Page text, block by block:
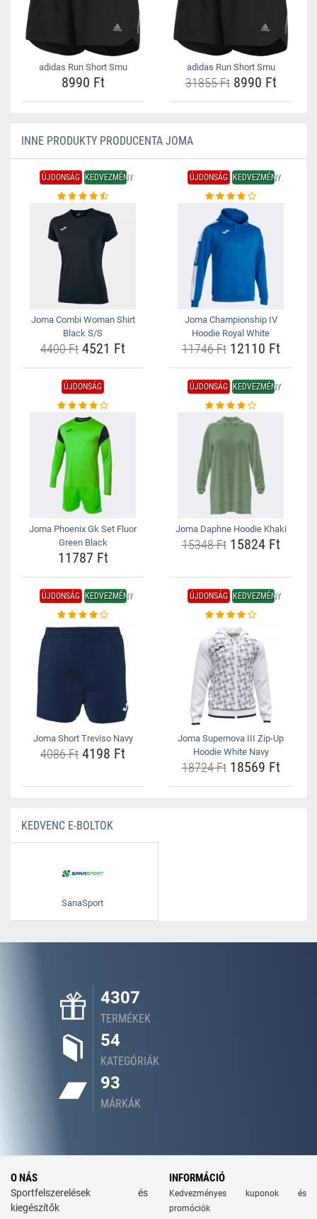
adidas Run Short Smu
8990 Ft
adidas Run Short Smu
31855 Ft8990 Ft
INNE PRODUKTY PRODUCENTA JOMA
ÚJDONSÁG KEDVEZMÉNY
Joma Combi Woman Shirt
Black S/S
4400 Ft 4521 Ft
ÚJDONSÁG KEDVEZMÉNY
Joma Championship IV
Hoodie Royal White
11746 Ft12110 Ft
ÚJDONSÁG
Joma Phoenix Gk Set Fluor
Green Black
11787 Ft
ÚJDONSÁG KEDVEZMÉNY
Joma Daphne Hoodie Khaki
15348 Ft15824 Ft
ÚJDONSÁG KEDVEZMÉNY
Joma Short Treviso Navy
4086 Ft 4198 Ft
ÚJDONSÁG KEDVEZMÉNY
Joma Supernova III Zip-Up
Hoodie White Navy
18724 Ft18569 Ft
KEDVENC E-BOLTOK
SanaSport
4307
TERMÉKEK
54
KATEGÓRIÁK
93
MÁRKÁK
O NÁS
Sportfelszerelések és
kiegészítők
INFORMÁCIÓ
Kedvezményes kuponok és
promóciók